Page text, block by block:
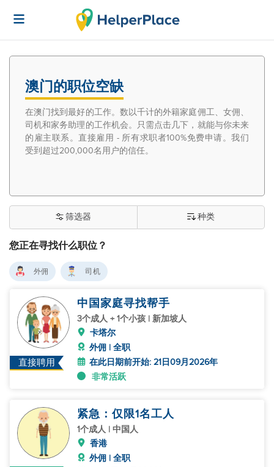
澳门的职位空缺
在澳门找到最好的工作。数以千计的外籍家庭佣工、女佣、
司机和家务助理的工作机会。只需点击几下，就能与你未来
的雇主联系。直接雇用 - 所有求职者100%免费申请。我们
受到超过200,000名用户的信任。
您正在寻找什么职位？
筛选器 种类
外佣 司机
直接聘用
中国家庭寻找帮手
3个成人 + 1个小孩 | 新加坡人
卡塔尔
外佣 | 全职
在此日期前开始: 21日09月2026年
非常活跃
紧急：仅限1名工人
1个成人 | 中国人
香港
外佣 | 全职